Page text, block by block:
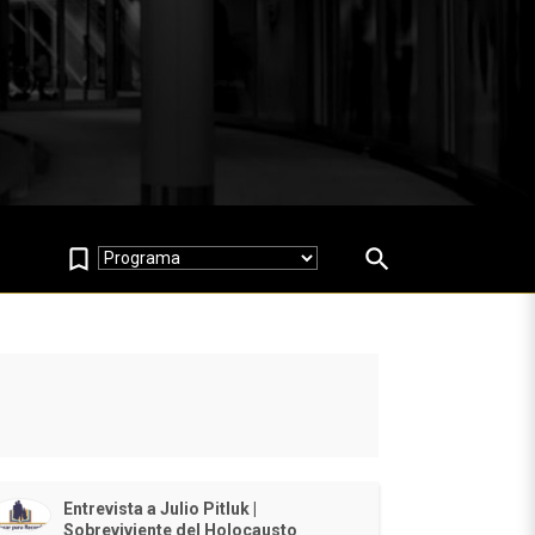
bookmark_border search
Entrevista a Julio Pitluk |
Sobreviviente del Holocausto